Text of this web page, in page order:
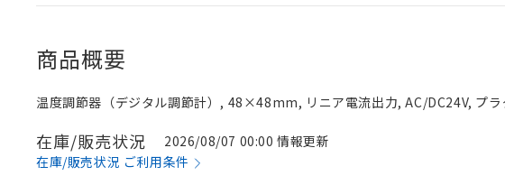
商品概要
温度調節器（デジタル調節計）, 48×48mm, リニア電流出力, AC/DC24V, プ
在庫/販売状況
2026/08/07 00:00 情報更新
在庫/販売状況 ご利用条件